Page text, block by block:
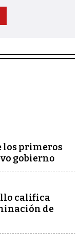
los primeros
gobierno
califica
de